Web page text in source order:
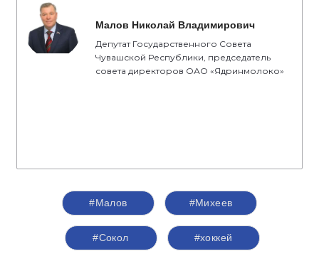
Малов Николай Владимирович
Депутат Государственного Совета
Чувашской Республики, председатель
совета директоров ОАО «Ядринмолоко»
#Малов #Михеев
#Сокол #хоккей